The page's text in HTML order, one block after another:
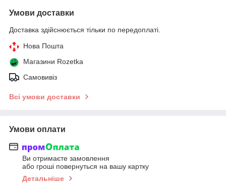
Умови доставки
Доставка здійснюється тільки по передоплаті.
Нова Пошта
Магазини Rozetka
Самовивіз
Всі умови доставки
Умови оплати
Ви отримаєте замовлення
або гроші повернуться на вашу картку
Детальніше